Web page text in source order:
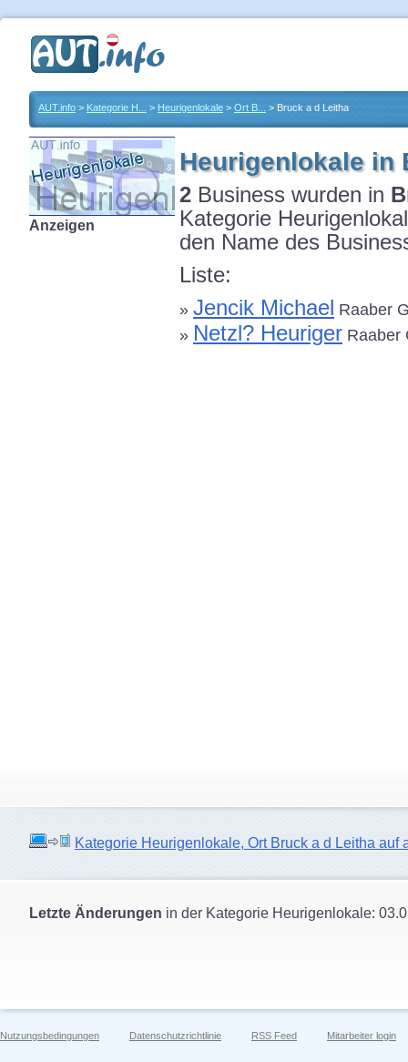
AUT.info > Kategorie H... > Heurigenlokale > Ort B... > Bruck a d Leitha
Anzeigen
Heurigenlokale in
2 Business wurden in
Kategorie
den Name des
Liste:
» Jencik Michael Raaber
» Netzl? Heuriger Raaber
Kategorie Heurigenlokale, Ort Bruck a d Leitha auf
Letzte Änderungen in der Kategorie Heurigenlokale:
Nutzungsbedingungen Datenschutzrichtlinie RSS Feed Mitarbeiter login